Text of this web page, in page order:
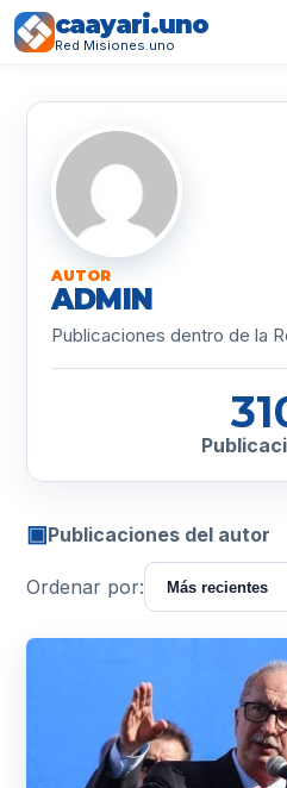
caayari.uno
Red Misiones.uno
AUTOR
ADMIN
Publicaciones dentro de la
▣Publicaciones del autor
Ordenar por: